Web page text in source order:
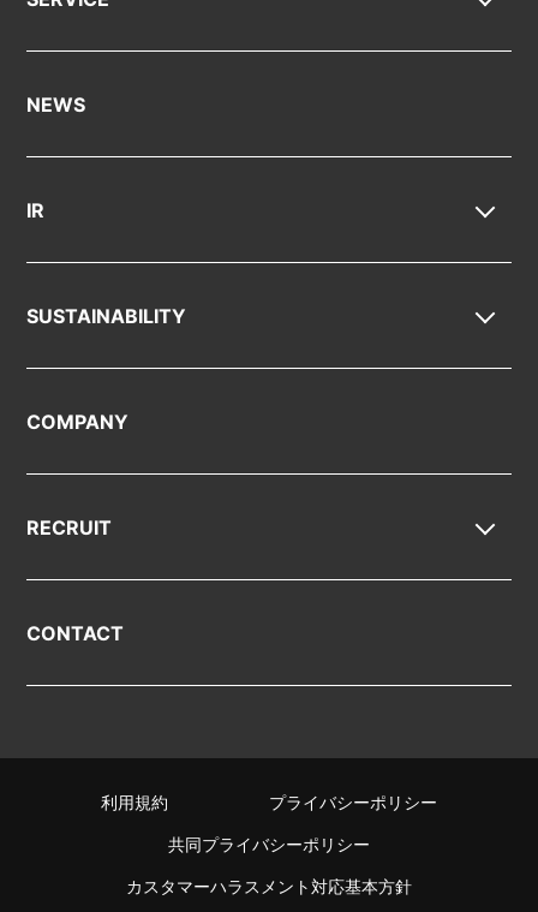
NEWS
IR
SUSTAINABILITY
COMPANY
RECRUIT
CONTACT
利用規約 プライバシーポリシー
共同プライバシーポリシー
カスタマーハラスメント対応基本方針